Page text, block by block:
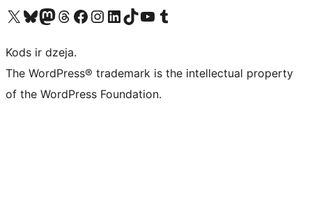
Apmeklējiet mūsu X (agrāk Twitter) kontu
Apmeklējiet mūsu Bluesky kontu
Apmeklējiet mūsu Mastodon kontu
Apmeklējiet mūsu Threads kontu
Apmeklējiet mūsu Facebook lapuApmeklējiet mūsu Instagram kontu
Apmeklējiet mūsu LinkedIn kontu
Apmeklējiet mūsu TikTok kontu
Apmeklējiet mūsu YouTube kanālu
Apmeklējiet mūsu Tumblr kontu
Kods ir dzeja.
The WordPress® trademark is the intellectual property
of the WordPress Foundation.